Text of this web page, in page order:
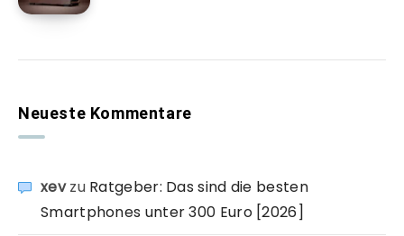
Neueste Kommentare
xevzu Ratgeber: Das sind die besten
Smartphones unter 300 Euro [2026]